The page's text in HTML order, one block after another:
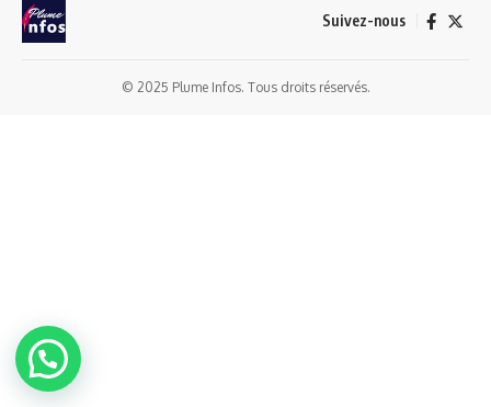
Suivez-nous
© 2025 Plume Infos. Tous droits réservés.